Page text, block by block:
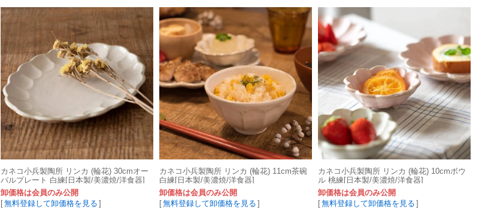
カネコ小兵製陶所 リンカ (輪花) 30cmオー
バルプレート 白練[日本製/美濃焼/洋食器]
卸価格は会員のみ公開
[無料登録して卸価格を見る ]
カネコ小兵製陶所 リンカ (輪花) 11cm茶碗
白練[日本製/美濃焼/洋食器]
卸価格は会員のみ公開
[無料登録して卸価格を見る ]
カネコ小兵製陶所 リンカ (輪花) 10cmボウ
ル 桃練[日本製/美濃焼/洋食器]
卸価格は会員のみ公開
[無料登録して卸価格を見る ]